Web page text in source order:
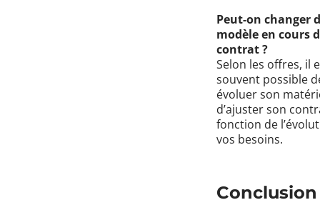
Peut-on changer
modèle en cours
contrat ?
Selon les offres, il
souvent possible
évoluer son
d’ajuster son
fonction de
vos besoins.
Conclusion